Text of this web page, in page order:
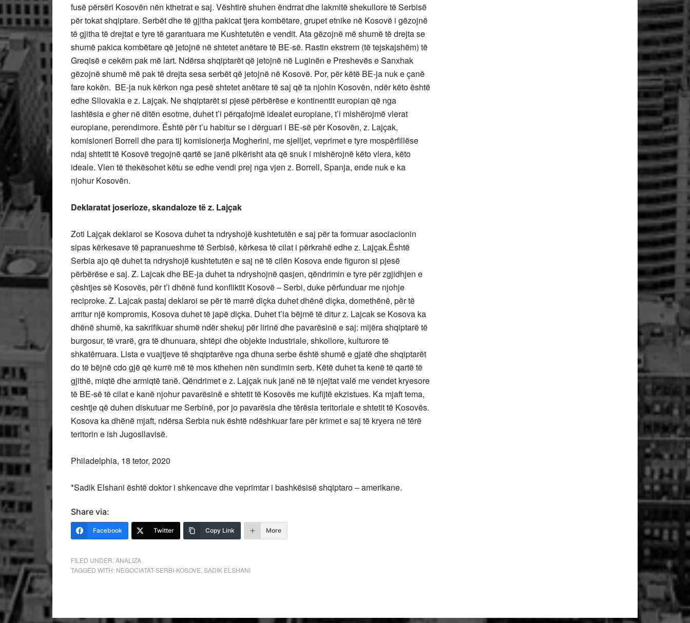
fusë përsëri Kosovën nën kthetrat e saj. Vështirë shuhen ëndrrat dhe lakmitë shekullore të Serbisë
për tokat shqiptare. Serbët dhe të gjitha pakicat tjera kombëtare, grupet etnike në Kosovë i gëzojnë
të gjitha të drejtat e tyre të garantuara me Kushtetutën e vendit. Ata gëzojnë më shumë të drejta se
shumë pakica kombëtare që jetojnë në shtetet anëtare të BE-së. Rastin ekstrem (të tejskajshëm) të
Greqisë e cekëm pak më lart. Ndërsa shqiptarët që jetojnë në Luginën e Preshevës e Sanxhak
gëzojnë shumë më pak të drejta sesa serbët që jetojnë në Kosovë. Por, për këtë BE-ja nuk e çanë
fare kokën. BE-ja nuk kërkon nga pesë shtetet anëtare të saj që ta njohin Kosovën, ndër këto është
edhe Sllovakia e z. Lajçak. Ne shqiptarët si pjesë përbërëse e kontinentit europian që nga
lashtësia e gher në ditën esotme, duhet t’i përqafojmë idealet europiane, t’i mishërojmë vlerat
europiane, perendimore. Është për t’u habitur se i dërguari i BE-së për Kosovën, z. Lajçak,
komisioneri Borrell dhe para tij komisionerja Mogherini, me sjelljet, veprimet e tyre mospërfillëse
ndaj shtetit të Kosovë tregojnë qartë se janë pikërisht ata që snuk i mishërojnë këto vlera, këto
ideale. Vlen të thekësohet këtu se edhe vendi prej nga vjen z. Borrell, Spanja, ende nuk e ka
njohur Kosovën.
Deklaratat joserioze, skandaloze të z. Lajçak
Zoti Lajçak deklaroi se Kosova duhet ta ndryshojë kushtetutën e saj për ta formuar asociacionin
sipas kërkesave të papranueshme të Serbisë, kërkesa të cilat i përkrahë edhe z. Lajçak.Është
Serbia ajo që duhet ta ndryshojë kushtetutën e saj në të cilën Kosova ende figuron si pjesë
përbërëse e saj. Z. Lajcak dhe BE-ja duhet ta ndryshojnë qasjen, qëndrimin e tyre për zgjidhjen e
çështjes së Kosovës, për t’i dhënë fund konfliktit Kosovë – Serbi, duke përfunduar me njohje
reciproke. Z. Lajcak pastaj deklaroi se për të marrë diçka duhet dhënë diçka, domethënë, për të
arritur një kompromis, Kosova duhet të japë diçka. Duhet t’ia bëjmë të ditur z. Lajcak se Kosova ka
dhënë shumë, ka sakrifikuar shumë ndër shekuj për lirinë dhe pavarësinë e saj: mijëra shqiptarë të
burgosur, të vrarë, gra të dhunuara, shtëpi dhe objekte industriale, shkollore, kulturore të
shkatërruara. Lista e vuajtjeve të shqiptarëve nga dhuna serbe është shumë e gjatë dhe shqiptarët
do të bëjnë cdo gjë që kurrë më të mos kthehen nën sundimin serb. Këtë duhet ta kenë të qartë të
gjithë, miqtë dhe armiqtë tanë. Qëndrimet e z. Lajçak nuk janë në të njejtat valë me vendet kryesore
të BE-së të cilat e kanë njohur pavarësinë e shtetit të Kosovës me kufijtë ekzistues. Ka mjaft tema,
ceshtje që duhen diskutuar me Serbinë, por jo pavarësia dhe tërësia teritoriale e shtetit të Kosovës.
Kosova ka dhënë mjaft, ndërsa Serbia nuk është ndëshkuar fare për krimet e saj të kryera në tërë
teritorin e ish Jugosllavisë.
Philadelphia, 18 tetor, 2020
*Sadik Elshani është doktor i shkencave dhe veprimtar i bashkësisë shqiptaro – amerikane.
Share via:
Facebook Twitter Copy Link More
FILED UNDER:ANALIZA
TAGGED WITH: NEGOCIATAT-SERBI-KOSOVE SADIK ELSHANI